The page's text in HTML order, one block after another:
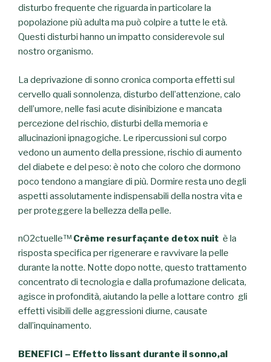
disturbo frequente che riguarda in particolare la
popolazione più adulta ma può colpire a tutte le età.
Questi disturbi hanno un impatto considerevole sul
nostro organismo.
La deprivazione di sonno cronica comporta effetti sul
cervello quali sonnolenza, disturbo dell’attenzione, calo
dell’umore, nelle fasi acute disinibizione e mancata
percezione del rischio, disturbi della memoria e
allucinazioni ipnagogiche. Le ripercussioni sul corpo
vedono un aumento della pressione, rischio di aumento
del diabete e del peso: è noto che coloro che dormono
poco tendono a mangiare di più. Dormire resta uno degli
aspetti assolutamente indispensabili della nostra vita e
per proteggere la bellezza della pelle.
nO2ctuelle™ Crème resurfaçante detox nuit è la
risposta specifica per rigenerare e ravvivare la pelle
durante la notte. Notte dopo notte, questo trattamento
concentrato di tecnologia e dalla profumazione delicata,
agisce in profondità, aiutando la pelle a lottare contro gli
effetti visibili delle aggressioni diurne, causate
dall’inquinamento.
BENEFICI – Effetto lissant durante ilsonno,al